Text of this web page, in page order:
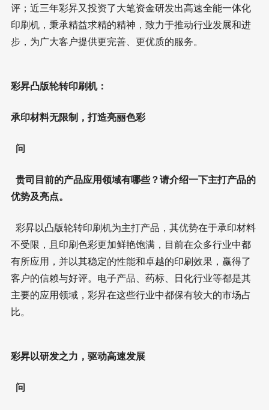
评；近三年彩昇又投资了大笔资金研发出高速全能一体化
印刷机，秉承精益求精的精神，致力于推动行业发展和进
步，为广大客户提供更完善、更优质的服务。
彩昇凸版轮转印刷机：
承印材料无限制，打造亮丽色彩
问
贵司目前的产品应用领域有哪些？请介绍一下主打产品的
优势及亮点。
彩昇以凸版轮转印刷机为主打产品，其优势在于承印材料
不受限，且印刷色彩更加鲜艳饱满，目前在众多行业中都
有所应用，并以其稳定的性能和卓越的印刷效果，赢得了
客户的信赖与好评。电子产品、药标、日化行业等都是其
主要的应用领域，彩昇在这些行业中都保有较大的市场占
比。
彩昇以研发之力，驱动高速发展
问